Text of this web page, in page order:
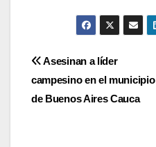
Navegación
de
Asesinan a líder
campesino en el municipio
de Buenos Aires Cauca